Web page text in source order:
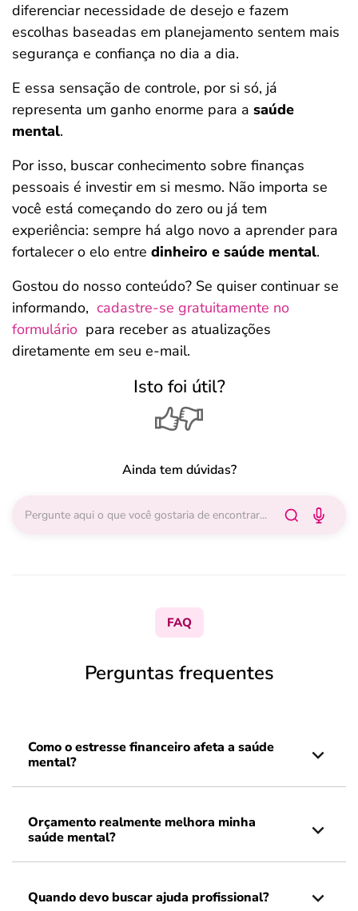
diferenciar necessidade de desejo e fazem
escolhas baseadas em planejamento sentem mais
segurança e confiança no dia a dia.
E essa sensação de controle, por si só, já
representa um ganho enorme para a saúde
mental.
Por isso, buscar conhecimento sobre finanças
pessoais é investir em si mesmo. Não importa se
você está começando do zero ou já tem
experiência: sempre há algo novo a aprender para
fortalecer o elo entre dinheiro e saúde mental.
Gostou do nosso conteúdo? Se quiser continuar se
informando, cadastre-se gratuitamente no
formulário para receber as atualizações
diretamente em seu e-mail.
Isto foi útil?
Ainda tem dúvidas?
FAQ
Perguntas frequentes
Como o estresse financeiro afeta a saúde
mental?
Orçamento realmente melhora minha
saúde mental?
Quando devo buscar ajuda profissional?